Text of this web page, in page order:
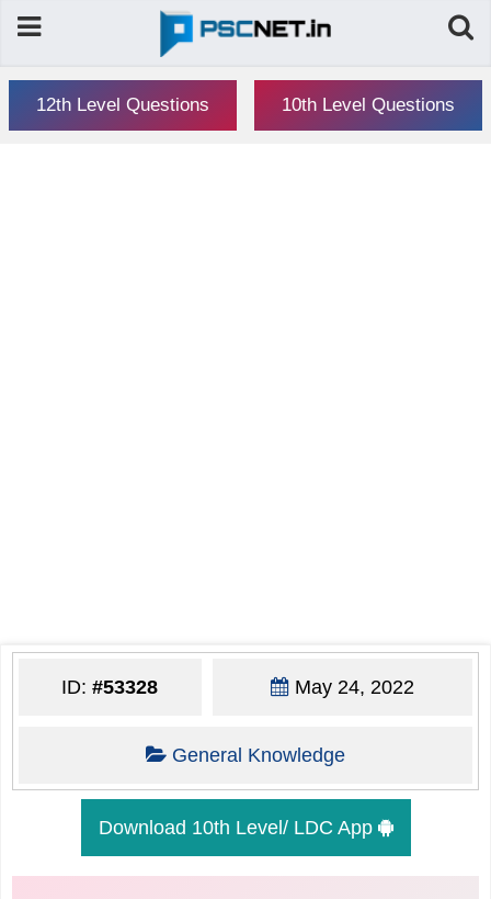
12th Level Questions 10th Level Questions
ID:#53328 May 24, 2022
General Knowledge
Download 10th Level/ LDC App